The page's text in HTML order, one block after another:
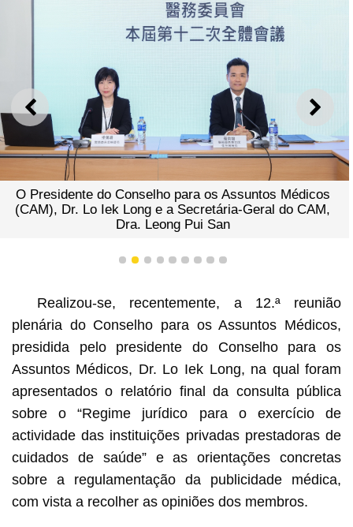
ANTERIOR
O Presidente do Conselho para os Assuntos Médicos
(CAM), Dr. Lo Iek Long e a Secretária-Geral do CAM,
Dra. Leong Pui San
1 2 3 4 5 6 7 8 9
Realizou-se, recentemente, a 12.ª reunião
plenária do Conselho para os Assuntos Médicos,
presidida pelo presidente do Conselho para os
Assuntos Médicos, Dr. Lo Iek Long, na qual foram
apresentados o relatório final da consulta pública
sobre o “Regime jurídico para o exercício de
actividade das instituições privadas prestadoras de
cuidados de saúde” e as orientações concretas
sobre a regulamentação da publicidade médica,
com vista a recolher as opiniões dos membros.